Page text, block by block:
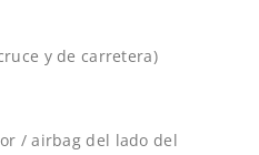
y de carretera)
/ airbag del lado del